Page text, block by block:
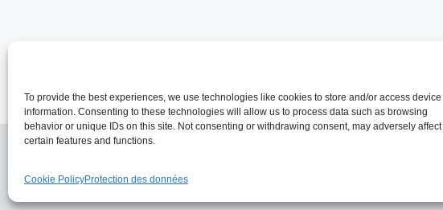
To provide the best experiences, we use technologies like cookies to store and/or access device
information. Consenting to these technologies will allow us to process data such as browsing
behavior or unique IDs on this site. Not consenting or withdrawing consent, may adversely affect
certain features and functions.
Cookie PolicyProtection des données